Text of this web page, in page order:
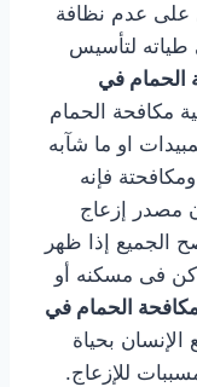
عدم نظافة
طياته لتأسيس
الحمام في
مكافحة الحمام
او ما شآبه
فإنه
مصدر إزعاج
الجميع إذا ظهر
فى مسكنه أو
الحمام في
بحياة
للإزعاج.